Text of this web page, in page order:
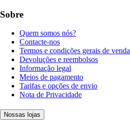
Sobre
Quem somos nós?
Contacte-nos
Termos e condições gerais de venda
Devoluções e reembolsos
Informação legal
Meios de pagamento
Tarifas e opções de envio
Nota de Privacidade
Nossas lojas